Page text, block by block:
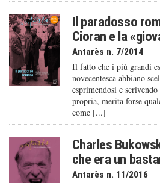
Il paradosso
Cioran e la
Antarès n. 7/2014
Il fatto che i più grandi
novecentesca abbiano
esprimendosi e
propria, merita forse
come [...]
Charles
che era un
Antarès n. 11/2016